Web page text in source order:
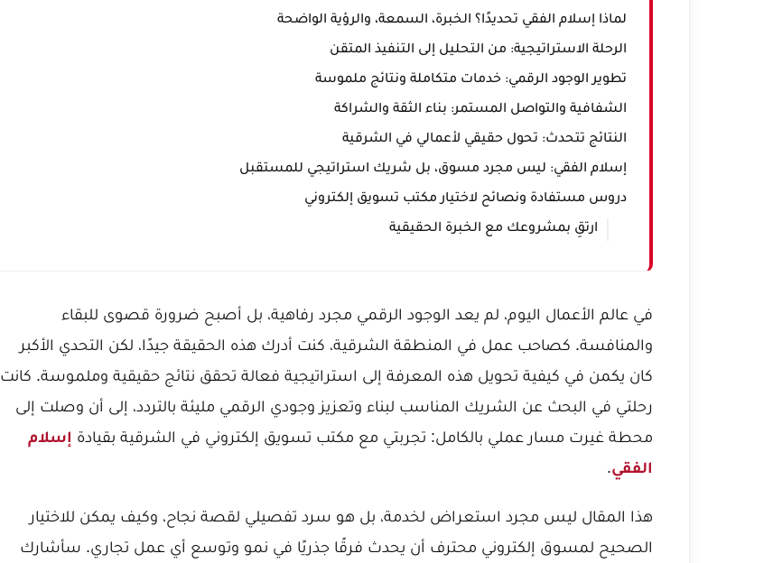
لماذا إسلام الفقي تحديدًا؟ الخبرة، السمعة، والرؤية الواضحة
الرحلة الاستراتيجية: من التحليل إلى التنفيذ المتقن
تطوير الوجود الرقمي: خدمات متكاملة ونتائج ملموسة
الشفافية والتواصل المستمر: بناء الثقة والشراكة
النتائج تتحدث: تحول حقيقي لأعمالي في الشرقية
إسلام الفقي: ليس مجرد مسوق، بل شريك استراتيجي للمستقبل
دروس مستفادة ونصائح لاختيار مكتب تسويق إلكتروني
ارتقِ بمشروعك مع الخبرة الحقيقية
في عالم الأعمال اليوم، لم يعد الوجود الرقمي مجرد رفاهية، بل أصبح ضرورة قصوى للبقاء
والمنافسة. كصاحب عمل في المنطقة الشرقية، كنت أدرك هذه الحقيقة جيدًا، لكن التحدي الأكبر
كان يكمن في كيفية تحويل هذه المعرفة إلى استراتيجية فعالة تحقق نتائج حقيقية وملموسة. كانت
رحلتي في البحث عن الشريك المناسب لبناء وتعزيز وجودي الرقمي مليئة بالتردد، إلى أن وصلت إلى
محطة غيرت مسار عملي بالكامل: تجربتي مع مكتب تسويق إلكتروني في الشرقية بقيادة إسلام
الفقي.
هذا المقال ليس مجرد استعراض لخدمة، بل هو سرد تفصيلي لقصة نجاح، وكيف يمكن للاختيار
الصحيح لمسوق إلكتروني محترف أن يحدث فرقًا جذريًا في نمو وتوسع أي عمل تجاري. سأشارك